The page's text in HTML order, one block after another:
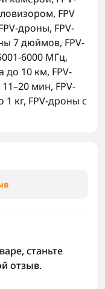
, FPV
дроны, FPV-
7 дюймов, FPV-
6000 МГц,
до 10 км, FPV-
мин, FPV-
1 кг, FPV-дроны с
станьте
отзыв.